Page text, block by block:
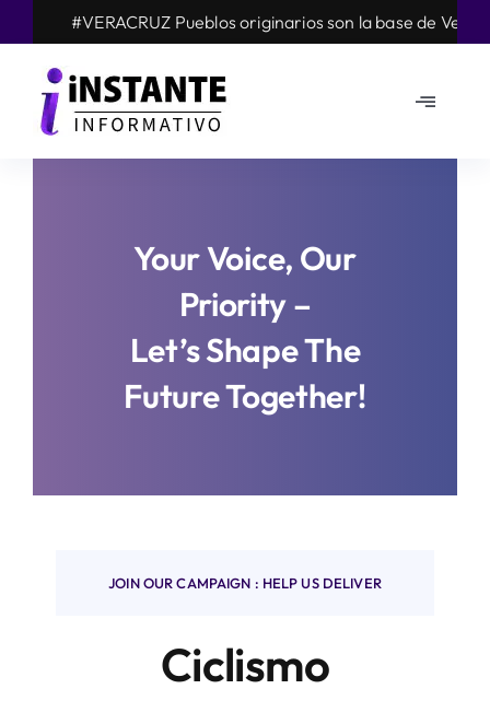
to
content
#VERACRUZ Pueblos originarios son la base de
Toggle
Mundo
Your Voice, Our
Priority –
Let’s Shape The
Future Together!
JOIN OUR CAMPAIGN : HELP US DELIVER
Ciclismo